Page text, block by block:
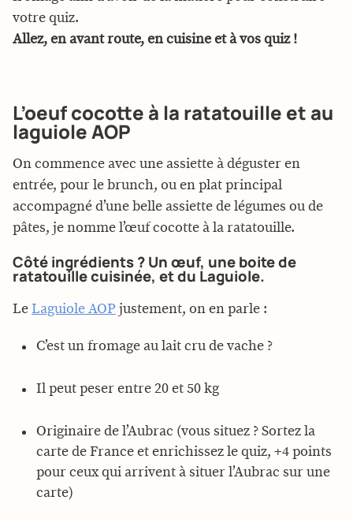
votre quiz.
Allez, en avant route, en cuisine et à vos quiz !
L’oeuf cocotte à la ratatouille et au
laguiole AOP
On commence avec une assiette à déguster en
entrée, pour le brunch, ou en plat principal
accompagné d’une belle assiette de légumes ou de
pâtes, je nomme l’œuf cocotte à la ratatouille.
Côté ingrédients ? Un œuf, une boite de
ratatouille cuisinée, et du Laguiole.
Le Laguiole AOP justement, on en parle :
C’est un fromage au lait cru de vache ?
Il peut peser entre 20 et 50 kg
Originaire de l’Aubrac (vous situez ? Sortez la
carte de France et enrichissez le quiz, +4 points
pour ceux qui arrivent à situer l’Aubrac sur une
carte)